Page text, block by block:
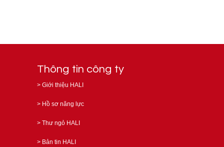
Thông tin công ty
> Giới thiệu HALI
> Hồ sơ năng lực
> Thư ngỏ HALI
> Bản tin HALI